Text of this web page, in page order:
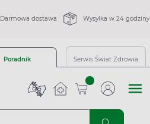
Darmowa dostawa Wysyłka w 24 godziny
Poradnik Serwis Świat Zdrowia
sztuk